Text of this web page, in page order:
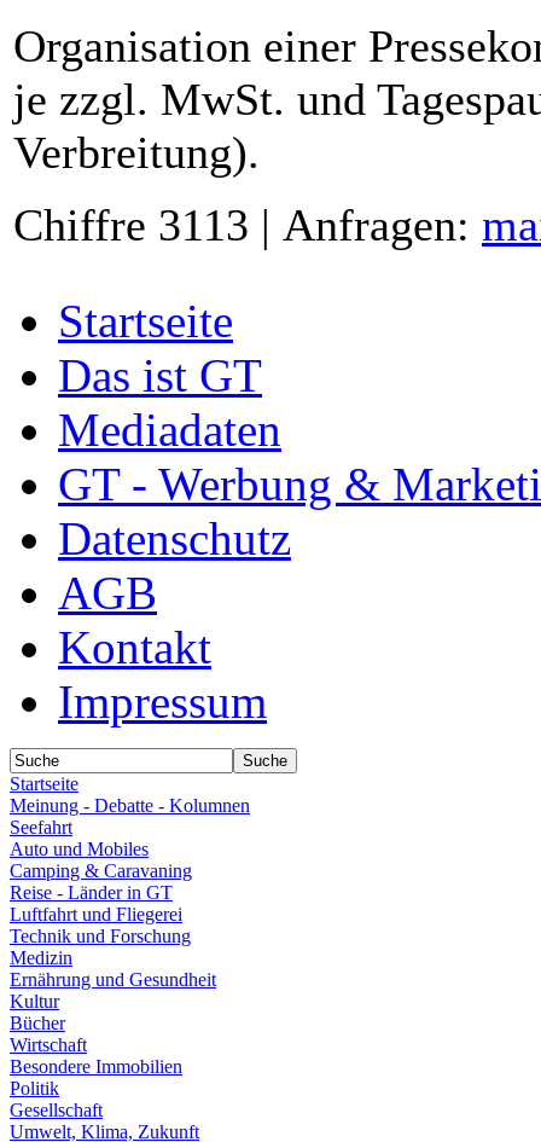
Organisation einer
je zzgl. MwSt. und
Verbreitung).
Chiffre 3113 | Anfragen:
Startseite
Das ist GT
Mediadaten
GT - Werbung &
Datenschutz
AGB
Kontakt
Impressum
Startseite
Meinung - Debatte - Kolumnen
Seefahrt
Auto und Mobiles
Camping & Caravaning
Reise - Länder in GT
Luftfahrt und Fliegerei
Technik und Forschung
Medizin
Ernährung und Gesundheit
Kultur
Bücher
Wirtschaft
Besondere Immobilien
Politik
Gesellschaft
Umwelt, Klima, Zukunft